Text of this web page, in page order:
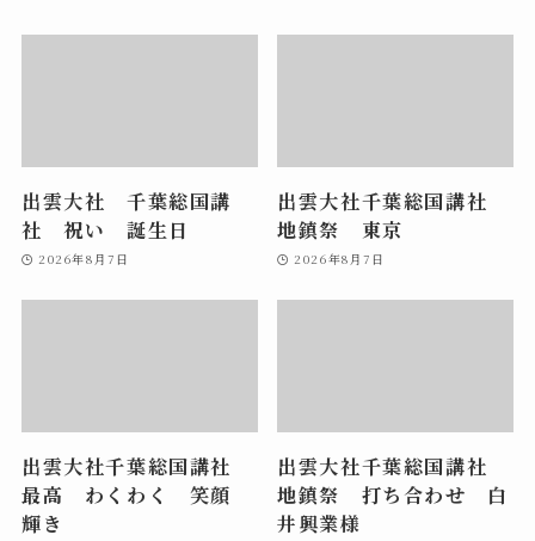
出雲大社 千葉総国講
社 祝い 誕生日
2026年8月7日
出雲大社千葉総国講社
地鎮祭 東京
2026年8月7日
出雲大社千葉総国講社
最高 わくわく 笑顔
輝き
出雲大社千葉総国講社
地鎮祭 打ち合わせ 白
井興業様